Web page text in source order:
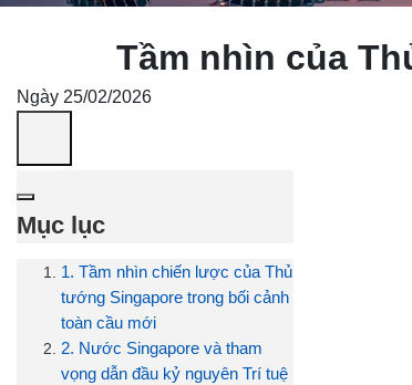
Tầm nhìn của
Ngày 25/02/2026
Mục lục
1. Tầm nhìn chiến lược của Thủ
tướng Singapore trong bối cảnh
toàn cầu mới
2. Nước Singapore và tham
vọng dẫn đầu kỷ nguyên Trí tuệ